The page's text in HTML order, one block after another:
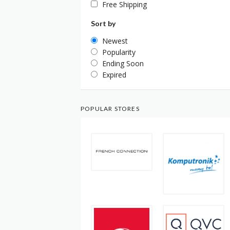
Free Shipping
Sort by
Newest
Popularity
Ending Soon
Expired
POPULAR STORES